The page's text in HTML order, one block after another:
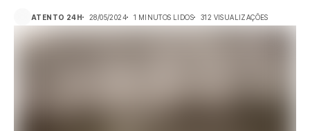
ATENTO 24H 28/05/2024 1 MINUTOS LIDOS 312 VISUALIZAÇÕES